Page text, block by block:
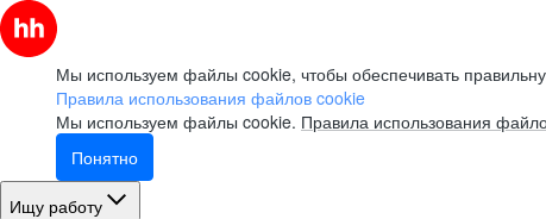
Мы используем файлы cookie, чтобы обеспечивать
Правила использования файлов cookie
Мы используем файлы cookie. Правила использования
Понятно
Ищу работу